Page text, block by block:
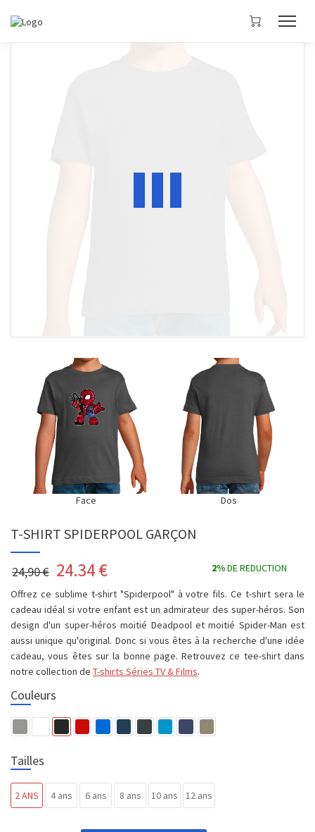
Face Dos
T-SHIRT SPIDERPOOL GARÇON
24,90 € 24.34€ 2%DE REDUCTION
Offrez ce sublime t-shirt "Spiderpool" à votre fils. Ce t-shirt sera le
cadeau idéal si votre enfant est un admirateur des super-héros. Son
design d'un super-héros moitié Deadpool et moitié Spider-Man est
aussi unique qu'original. Donc si vous êtes à la recherche d'une idée
cadeau, vous êtes sur la bonne page. Retrouvez ce tee-shirt dans
notre collection de T-shirts Séries TV & Films.
Couleurs
Tailles
2 ANS 4 ans 6 ans 8 ans 10 ans 12 ans